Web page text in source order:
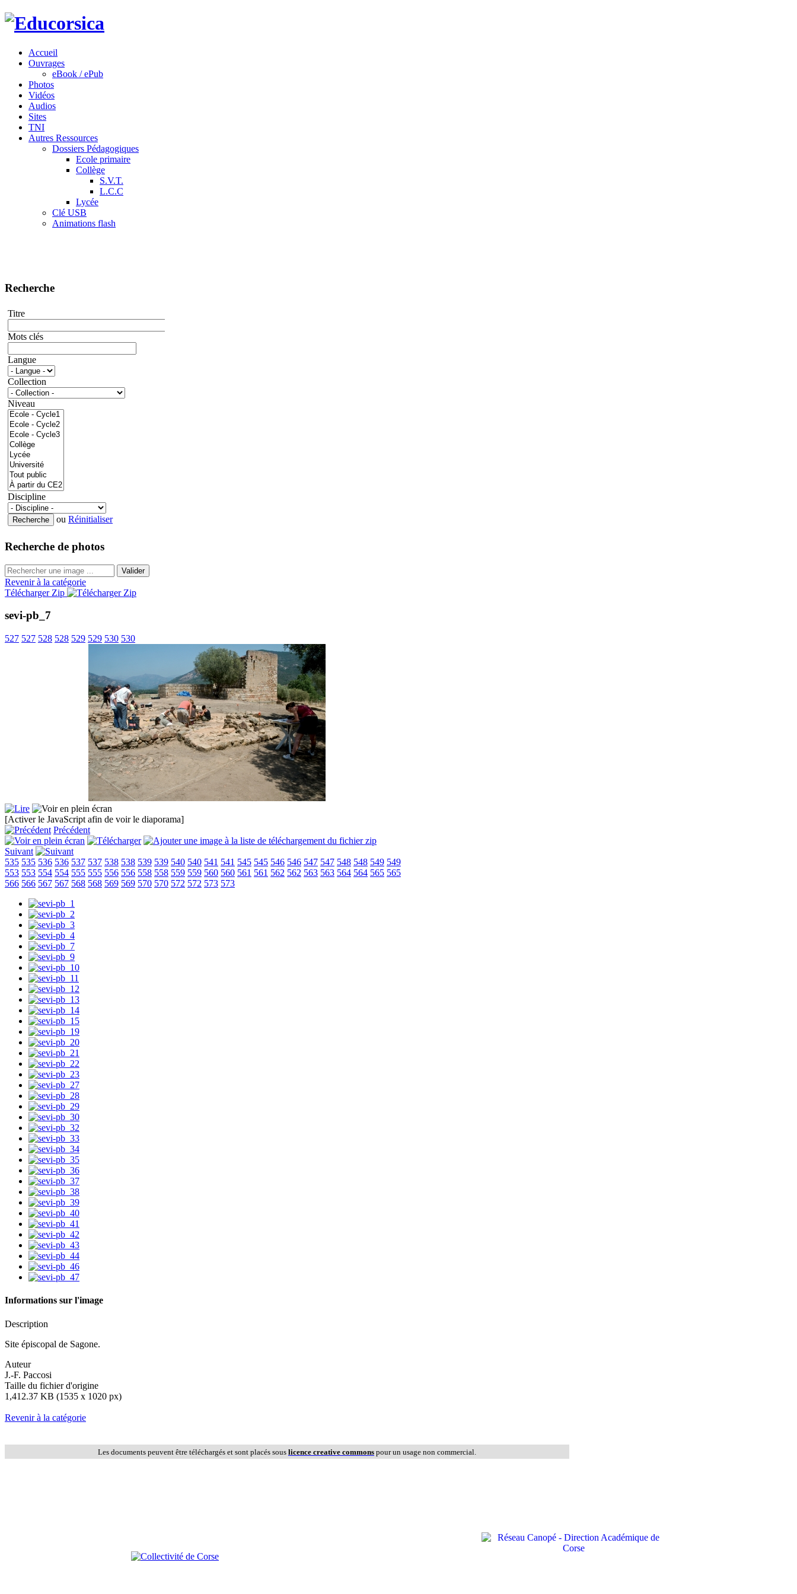
Accueil
Ouvrages
eBook / ePub
Photos
Vidéos
Audios
Sites
TNI
Autres Ressources
Dossiers Pédagogiques
Ecole primaire
Collège
S.V.T.
L.C.C
Lycée
Clé USB
Animations flash
Recherche
Titre
Mots clés
Langue
Collection
Niveau
Discipline
ou Réinitialiser
Recherche de photos
Valider
Revenir à la catégorie
Télécharger Zip
sevi-pb_7
527 527 528 528 529 529 530 530
[Activer le JavaScript afin de voir le diaporama]
Précédent
Suivant
535 535 536 536 537 537 538 538 539 539 540 540 541 541 545 545 546 546 547 547 548 548 549 549
553 553 554 554 555 555 556 556 558 558 559 559 560 560 561 561 562 562 563 563 564 564 565 565
566 566 567 567 568 568 569 569 570 570 572 572 573 573
Informations sur l'image
Description
Site épiscopal de Sagone.
Auteur
J.-F. Paccosi
Taille du fichier d'origine
1,412.37 KB (1535 x 1020 px)
Revenir à la catégorie
Les documents peuvent être téléchargés et sont placés sous licence creative commons pour un usage non commercial.